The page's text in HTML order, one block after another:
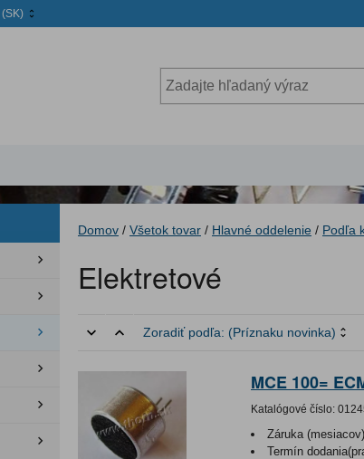
(SK)
Domov / Všetok tovar / Hlavné oddelenie / Podľa
Elektretové
Zoradiť podľa: (Príznaku novinka)
MCE 100=
Katalógové číslo:
Záruka
Termín